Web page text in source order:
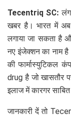
Tecentriq SC:
खबर है। भारत में
लगाया जा सकता है
नए इंजेक्शन का नाम
की फार्मास्युटिकल
drug है जो खासतौर
इलाज में कारगर साबित
जानकारी दें तो